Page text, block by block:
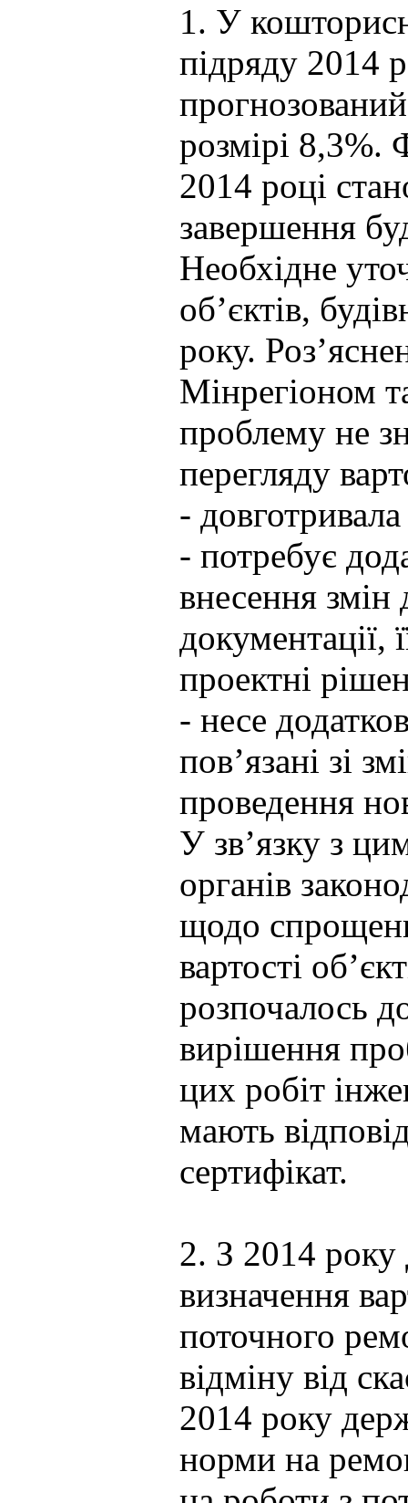
1. У
підряду 2014
розмірі 8,3%.
2014 році
завершення
Необхідне
об’єктів,
року.
Мінрегіоном
проблему не
перегляду
-
- потребує
внесення
документації,
проектні
- несе
пов’язані зі
проведення
У зв’язку з
органів
щодо
вартості
розпочалось
вирішення
цих робіт
мають
сертифікат.
2. З 2014
визначення
поточного
відміну від
2014 року
норми на